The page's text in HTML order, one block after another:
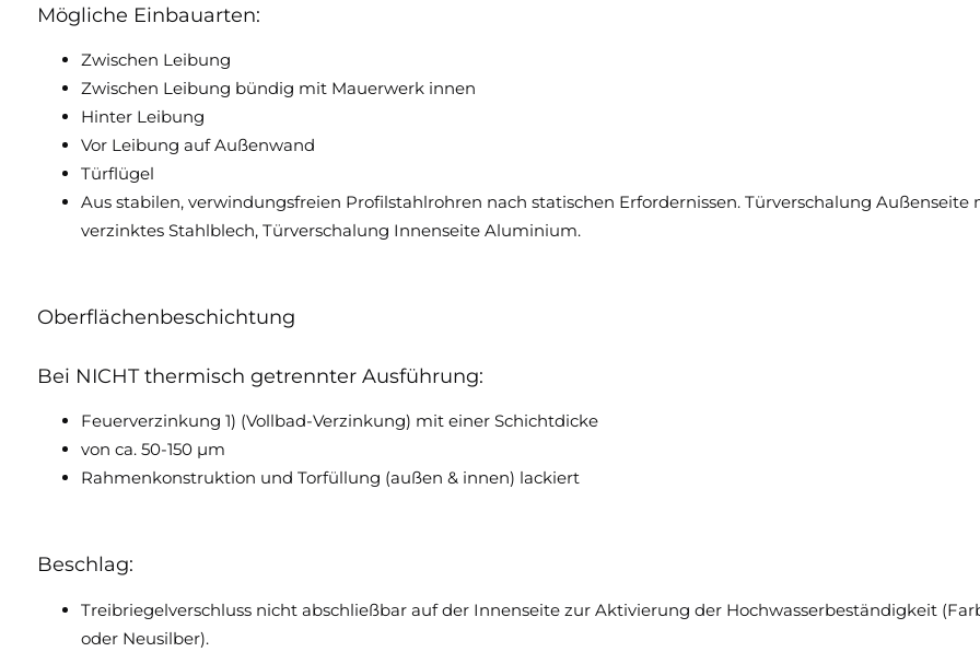
Mögliche Einbauarten:
Zwischen Leibung
Zwischen Leibung bündig mit Mauerwerk innen
Hinter Leibung
Vor Leibung auf Außenwand
Türflügel
Aus stabilen, verwindungsfreien Profilstahlrohren nach statischen Erfordernissen. Türverschalung Außenseite
verzinktes Stahlblech, Türverschalung Innenseite Aluminium.
Oberflächenbeschichtung
Bei NICHT thermisch getrennter Ausführung:
Feuerverzinkung 1) (Vollbad-Verzinkung) mit einer Schichtdicke
von ca. 50-150 µm
Rahmenkonstruktion und Torfüllung (außen & innen) lackiert
Beschlag:
Treibriegelverschluss nicht abschließbar auf der Innenseite zur Aktivierung der Hochwasserbeständigkeit
oder Neusilber).